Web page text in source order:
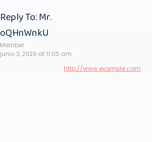
Reply To: Mr.
oQHnWnkU
Member
junio 3, 2026 at 11:05 am
http://www.example.com